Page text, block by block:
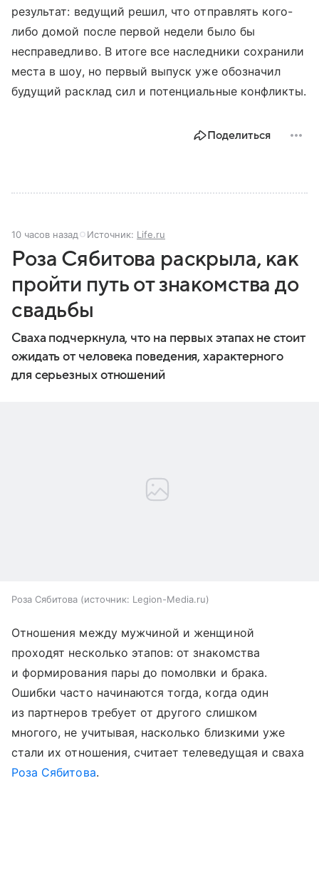
результат: ведущий решил, что отправлять кого-
либо домой после первой недели было бы
несправедливо. В итоге все наследники сохранили
места в шоу, но первый выпуск уже обозначил
будущий расклад сил и потенциальные конфликты.
Поделиться
10 часов назад Источник: Life.ru
Роза Сябитова раскрыла, как
пройти путь от знакомства до
свадьбы
Сваха подчеркнула, что на первых этапах не стоит
ожидать от человека поведения, характерного
для серьезных отношений
Роза Сябитова источник: Legion-Media.ru
Отношения между мужчиной и женщиной
проходят несколько этапов: от знакомства
и формирования пары до помолвки и брака.
Ошибки часто начинаются тогда, когда один
из партнеров требует от другого слишком
многого, не учитывая, насколько близкими уже
стали их отношения, считает телеведущая и сваха
Роза Сябитова.